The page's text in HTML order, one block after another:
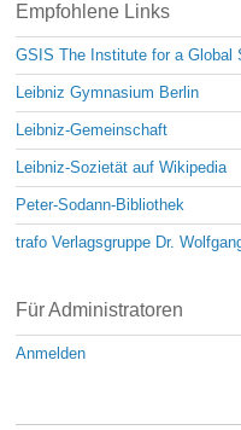
Empfohlene Links
GSIS The Institute for a Global
Leibniz Gymnasium Berlin
Leibniz-Gemeinschaft
Leibniz-Sozietät auf Wikipedia
Peter-Sodann-Bibliothek
trafo Verlagsgruppe Dr.
Für Administratoren
Anmelden